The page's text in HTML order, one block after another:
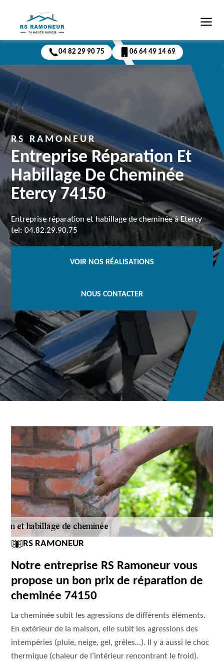
04 82 29 90 75 06 64 49 14 69
RS RAMONEUR
Entreprise Réparation Et
Habillage De Cheminée
Etercy 74150
Entreprise réparation et habillage de cheminée à Etercy
tel: 04.82.29.90.75
VOIR NOS RÉALISATIONS
NOUS CONTACTER
RS RAMONEUR
Notre entreprise RS Ramoneur vous
propose un bon prix de réparation de
cheminée 74150
La cheminée subit les agressions de différents éléments.
En extérieur de la maison, elle subit les agressions des
intempéries (pluie, neige, gel, grêles…). Il y a aussi le choc
thermique (chaleur de l’intérieur rencontrant le froid).